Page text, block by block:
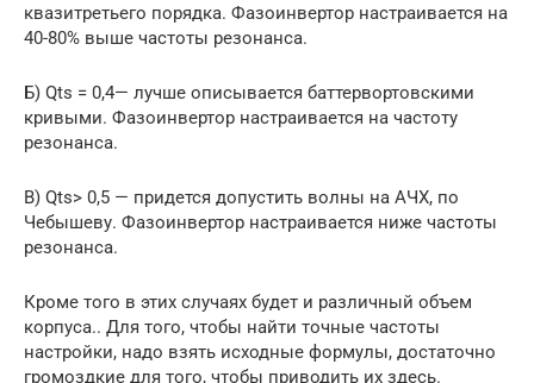
квазитретьего порядка. Фазоинвертор настраивается на
40-80% выше частоты резонанса.
Б) Qts = 0,4— лучше описывается баттервортовскими
кривыми. Фазоинвертор настраивается на частоту
резонанса.
В) Qts> 0,5 — придется допустить волны на АЧХ, по
Чебышеву. Фазоинвертор настраивается ниже частоты
резонанса.
Кроме того в этих случаях будет и различный объем
корпуса.. Для того, чтобы найти точные частоты
настройки, надо взять исходные формулы, достаточно
громоздкие для того, чтобы приводить их здесь.